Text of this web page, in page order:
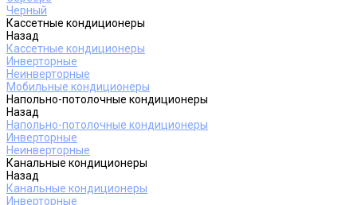
Черный
Кассетные кондиционеры
Назад
Кассетные кондиционеры
Инверторные
Неинверторные
Мобильные кондиционеры
Напольно-потолочные кондиционеры
Назад
Напольно-потолочные кондиционеры
Инверторные
Неинверторные
Канальные кондиционеры
Назад
Канальные кондиционеры
Инверторные